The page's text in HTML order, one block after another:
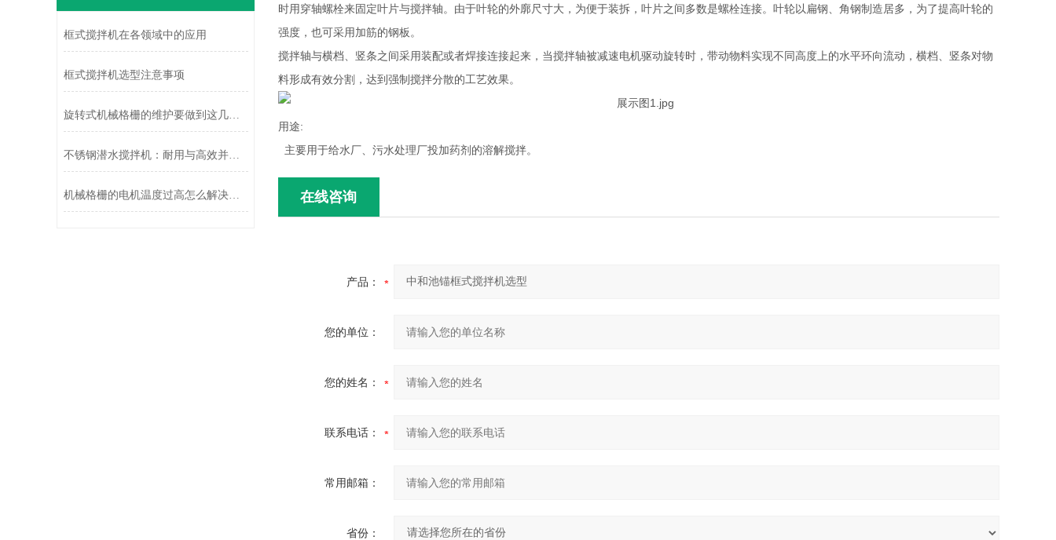
时用穿轴螺栓来固定叶片与搅拌轴。由于叶轮的外廓尺寸大，为便于装拆，叶片之间多数是螺栓连接。叶轮以扁钢、角钢制造居多，为了提高叶轮的
强度，也可采用加筋的钢板。
搅拌轴与横档、竖条之间采用装配或者焊接连接起来，当搅拌轴被减速电机驱动旋转时，带动物料实现不同高度上的水平环向流动，横档、竖条对物
料形成有效分割，达到强制搅拌分散的工艺效果。
用途:
主要用于给水厂、污水处理厂投加药剂的溶解搅拌。
在线咨询
产品：
您的单位：
您的姓名：
联系电话：
常用邮箱：
省份：
框式搅拌机在各领域中的应用
框式搅拌机选型注意事项
旋转式机械格栅的维护要做到这几点要求
不锈钢潜水搅拌机：耐用与高效并存的水下“动力引擎”
机械格栅的电机温度过高怎么解决？